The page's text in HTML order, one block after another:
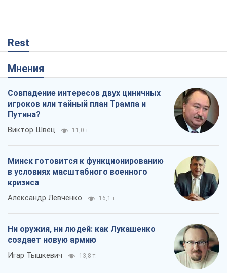
Rest
Мнения
Совпадение интересов двух циничных
игроков или тайный план Трампа и
Путина?
Виктор Швец 11,0 т.
Минск готовится к функционированию
в условиях масштабного военного
кризиса
Александр Левченко 16,1 т.
Ни оружия, ни людей: как Лукашенко
создает новую армию
Игар Тышкевич 13,8 т.